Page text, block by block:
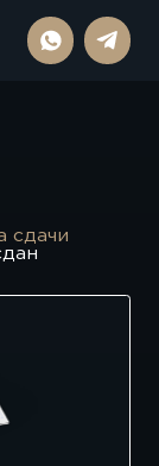
сдачи